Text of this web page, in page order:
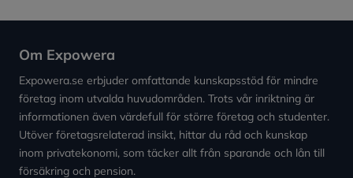
Om Expowera
Expowera.se erbjuder omfattande kunskapsstöd för mindre
företag inom utvalda huvudområden. Trots vår inriktning är
informationen även värdefull för större företag och studenter.
Utöver företagsrelaterad insikt, hittar du råd och kunskap
inom privatekonomi, som täcker allt från sparande och lån till
försäkring och pension.